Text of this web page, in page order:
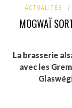
ACTUALITÉS
MOGWAÏ
La brasserie
avec les